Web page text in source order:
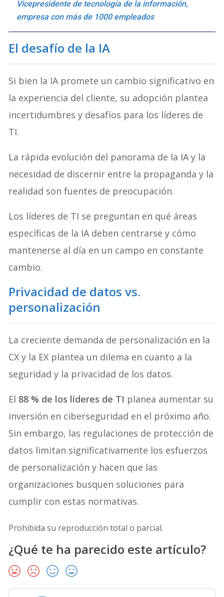
Vicepresidente de tecnología de la información,
empresa con más de 1000 empleados
El desafío de la IA
Si bien la IA promete un cambio significativo en
la experiencia del cliente, su adopción plantea
incertidumbres y desafíos para los líderes de
TI.
La rápida evolución del panorama de la IA y la
necesidad de discernir entre la propaganda y la
realidad son fuentes de preocupación.
Los líderes de TI se preguntan en qué áreas
específicas de la IA deben centrarse y cómo
mantenerse al día en un campo en constante
cambio.
Privacidad de datos vs.
personalización
La creciente demanda de personalización en la
CX y la EX plantea un dilema en cuanto a la
seguridad y la privacidad de los datos.
El 88 % de los líderes de TI planea aumentar su
inversión en ciberseguridad en el próximo año.
Sin embargo, las regulaciones de protección de
datos limitan significativamente los esfuerzos
de personalización y hacen que las
organizaciones busquen soluciones para
cumplir con estas normativas.
Prohibida su reproducción total o parcial.
¿Qué te ha parecido este artículo?